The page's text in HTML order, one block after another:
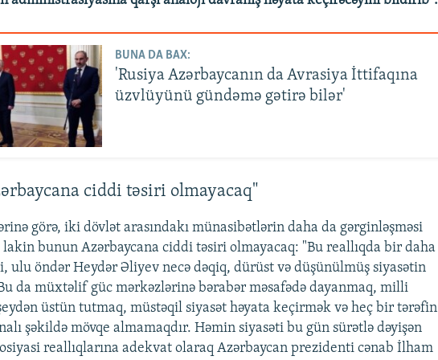
BUNA DA BAX:
'Rusiya Azərbaycanın da Avrasiya İttifaqına
üzvlüyünü gündəmə gətirə bilər'
ciddi təsiri olmayacaq"
görə, iki dövlət arasındakı münasibətlərin daha da gərginləşməsi
bunun Azərbaycana ciddi təsiri olmayacaq: "Bu reallıqda bir daha
ulu öndər Heydər Əliyev necə dəqiq, dürüst və düşünülmüş siyasətin
Bu da müxtəlif güc mərkəzlərinə bərabər məsafədə dayanmaq, milli
üstün tutmaq, müstəqil siyasət həyata keçirmək və heç bir tərəfin
şəkildə mövqe almamaqdır. Həmin siyasəti bu gün sürətlə dəyişən
reallıqlarına adekvat olaraq Azərbaycan prezidenti cənab İlham